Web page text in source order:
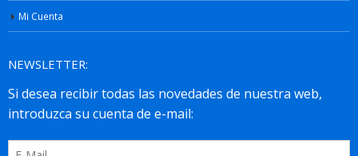
Mi Cuenta
NEWSLETTER: